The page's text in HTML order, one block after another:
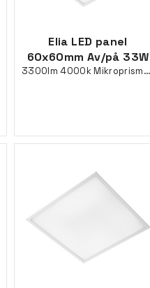
Elia LED panel
60x60mm Av/på 33W
3300lm 4000k Mikroprismatisk RA 90